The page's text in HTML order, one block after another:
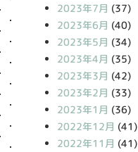
2023年7月 (37)
2023年6月 (40)
2023年5月 (34)
2023年4月 (35)
2023年3月 (42)
2023年2月 (33)
2023年1月 (36)
2022年12月 (41)
2022年11月 (41)